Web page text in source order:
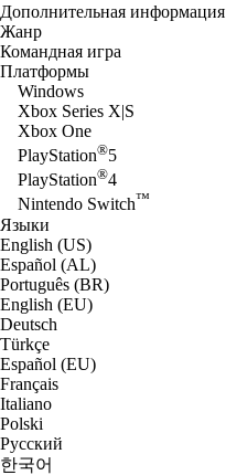
Дополнительная информация
Жанр
Командная игра
Платформы
Windows
Xbox Series X|S
Xbox One
PlayStation®5
PlayStation®4
Nintendo Switch™
Языки
English (US)
Español (AL)
Português (BR)
English (EU)
Deutsch
Türkçe
Español (EU)
Français
Italiano
Polski
Русский
한국어